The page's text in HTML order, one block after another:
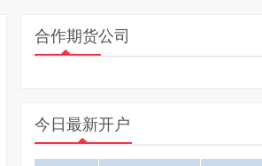
合作期货公司
今日最新开户